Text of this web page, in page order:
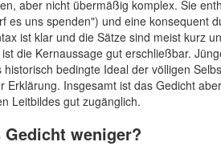
aber nicht übermäßig komplex. Sie
es uns spenden") und eine konsequent
ist klar und die Sätze sind meist kurz
die Kernaussage gut erschließbar.
bedingte Ideal der völligen
Erklärung. Insgesamt ist das Gedicht
Leitbildes gut zugänglich.
weniger?